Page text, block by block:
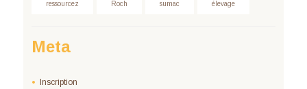
ressourcez Roch sumac élevage
Meta
Inscription